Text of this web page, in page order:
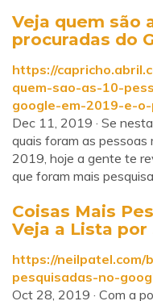
Veja quem são
procuradas do
https://
quem-sao-as-10-
google-em-2019-e-
Dec 11, 2019 · Se
quais foram as pessoas
2019, hoje a gente te
que foram mais
Coisas Mais
Veja a Lista por
https://neilpatel.com/
pesquisadas-no-
Oct 28, 2019 · Com a